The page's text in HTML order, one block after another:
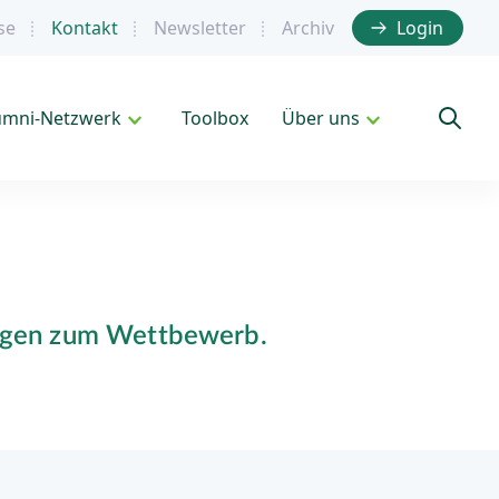
Kontakt Newsletter Archiv Login
Netzwerk Toolbox Über uns
zum Wettbewerb.